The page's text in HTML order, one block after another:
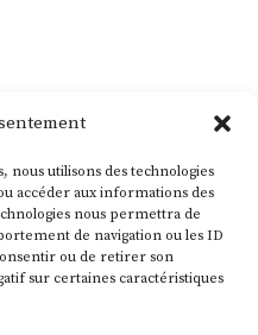
utilisons des technologies
accéder aux informations des
nous permettra de
de navigation ou les ID
ou de retirer son
sur certaines caractéristiques